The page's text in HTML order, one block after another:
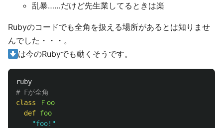
乱暴……だけど先生業してるときは楽
Rubyのコードでも全角を扱える場所があるとは知りませ
んでした・・・。
は今のRubyでも動くそうです。
ruby
# Fが全角
class
Ｆoo
def foo
"foo!"